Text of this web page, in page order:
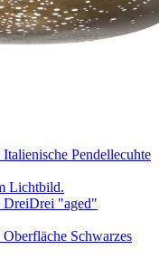
Lichtbild.
Drei "aged"